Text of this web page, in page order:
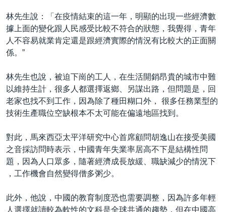
林先生說：「在疫情結束的這一年，明顯的出現一些經濟數
據上面的變化跟人民感受比較不符合的狀態，我覺得，青年
人不容易就業肯定還是跟經濟實際的情況有比較大的正面關
係。”
林先生也說，被迫下崗的工人，在生活開銷昂貴的城市中難
以維持生計，很多人都選擇返鄉、另謀出路，但問題是，回
老家也找不到工作，因為除了種田糊口外， 很多任務業型的
技術生產職位空缺根本不太可能在偏遠地區找到。
對此，馬來西亞太平洋研究中心首席顧問胡逸山在接受美國
之音採訪問時表示，中國青年失業率居高不下是結構性問
題，因為人口眾多，隨著經濟成長放緩、職缺減少的情況下
，工作機會自然變得僧多粥少。
此外，他說，中國的教育制度恐也需要調整，因為許多年輕
人選擇就讀較為軟性的文科是全球共通的趨勢，但在中國高